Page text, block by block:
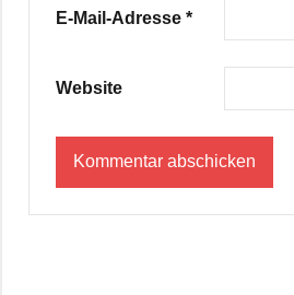
E-Mail-Adresse *
Website